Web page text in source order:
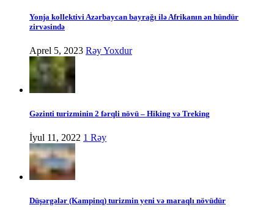
Yonja kollektivi Azərbaycan bayrağı ilə Afrikanın ən hündür
zirvəsində
Aprel 5, 2023 Rəy Yoxdur
Gəzinti turizminin 2 fərqli növü – Hiking və Treking
İyul 11, 2022 1 Rəy
Düşərgələr (Kampinq) turizmin yeni və maraqlı növüdür